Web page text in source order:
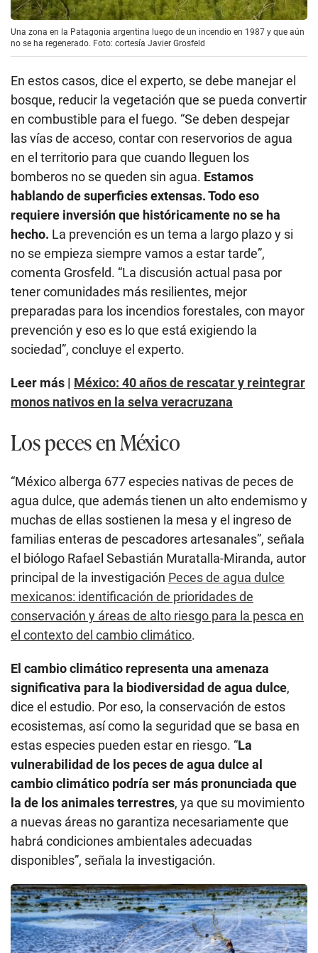
Una zona en la Patagonia argentina luego de un incendio en 1987 y que aún
no se ha regenerado. Foto: cortesía Javier Grosfeld
En estos casos, dice el experto, se debe manejar el
bosque, reducir la vegetación que se pueda convertir
en combustible para el fuego. “Se deben despejar
las vías de acceso, contar con reservorios de agua
en el territorio para que cuando lleguen los
bomberos no se queden sin agua. Estamos
hablando de superficies extensas. Todo eso
requiere inversión que históricamente no se ha
hecho. La prevención es un tema a largo plazo y si
no se empieza siempre vamos a estar tarde”,
comenta Grosfeld. “La discusión actual pasa por
tener comunidades más resilientes, mejor
preparadas para los incendios forestales, con mayor
prevención y eso es lo que está exigiendo la
sociedad”, concluye el experto.
Leer más | México: 40 años de rescatar y reintegrar
monos nativos en la selva veracruzana
Los peces en México
“México alberga 677 especies nativas de peces de
agua dulce, que además tienen un alto endemismo y
muchas de ellas sostienen la mesa y el ingreso de
familias enteras de pescadores artesanales”, señala
el biólogo Rafael Sebastián Muratalla-Miranda, autor
principal de la investigación Peces de agua dulce
mexicanos: identificación de prioridades de
conservación y áreas de alto riesgo para la pesca en
el contexto del cambio climático.
El cambio climático representa una amenaza
significativa para la biodiversidad de agua dulce,
dice el estudio. Por eso, la conservación de estos
ecosistemas, así como la seguridad que se basa en
estas especies pueden estar en riesgo. “La
vulnerabilidad de los peces de agua dulce al
cambio climático podría ser más pronunciada que
la de los animales terrestres, ya que su movimiento
a nuevas áreas no garantiza necesariamente que
habrá condiciones ambientales adecuadas
disponibles”, señala la investigación.